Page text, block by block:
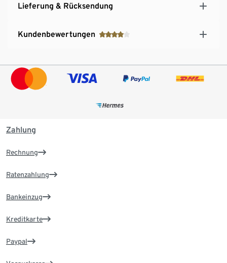
Lieferung & Rücksendung
Kundenbewertungen
Zahlung
Rechnung
Ratenzahlung
Bankeinzug
Kreditkarte
Paypal